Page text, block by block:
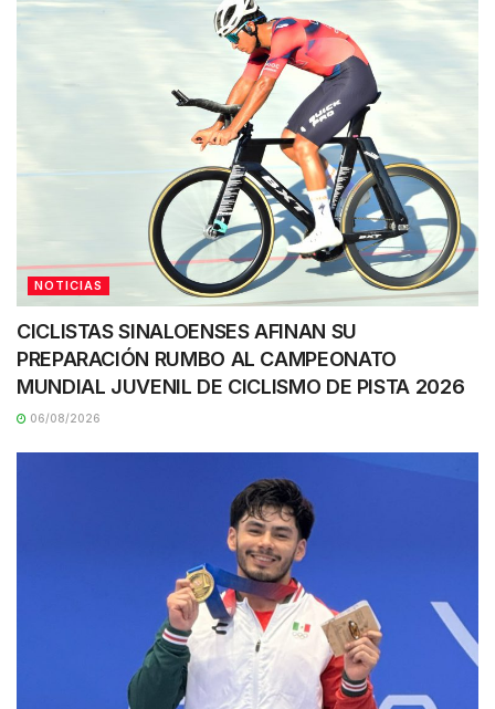
NOTICIAS
CICLISTAS SINALOENSES AFINAN SU
PREPARACIÓN RUMBO AL CAMPEONATO
MUNDIAL JUVENIL DE CICLISMO DE PISTA 2026
06/08/2026